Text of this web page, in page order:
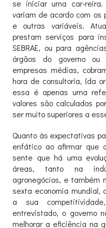
se iniciar uma car-reira.
variam de acordo com os
e outras variáveis.
prestam serviços para
SEBRAE, ou para
órgãos do governo ou
empresas médias,
hora de consultoria, (da
essa é apenas uma
valores são calculados
ser muito superiores a
Quanto às expectativas
enfático ao afirmar que
sente que há uma
áreas, tanto na
agronegócios, e também
sexta economia mundial,
a sua
entrevistado, o governo
melhorar a eficiência na